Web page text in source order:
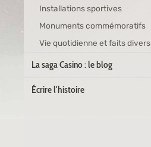
Installations sportives
Monuments commémoratifs
Vie quotidienne et faits divers
La saga Casino : le blog
Écrire l'histoire